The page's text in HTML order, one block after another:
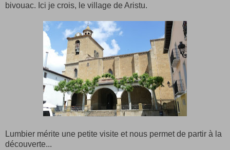
bivouac. Ici je crois, le village de Aristu.
Lumbier mérite une petite visite et nous permet de partir à la
découverte...